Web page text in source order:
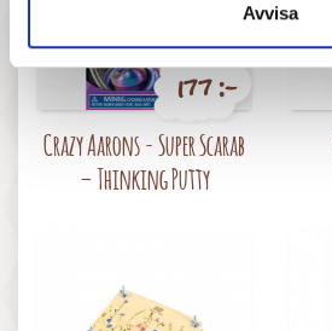
Avvisa
177 :-
Crazy Aarons - Super Scarab
– Thinking Putty